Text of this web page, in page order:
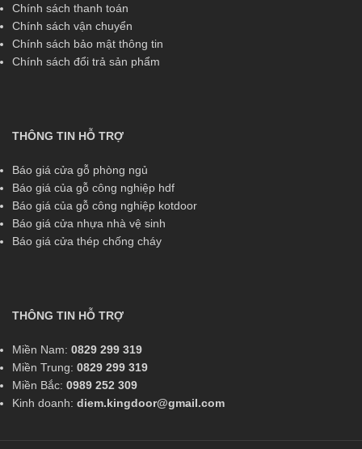
Chính sách thanh toán
Chính sách vận chuyển
Chính sách bảo mật thông tin
Chính sách đổi trả sản phẩm
THÔNG TIN HỖ TRỢ
Báo giá cửa gỗ phòng ngủ
Báo giá của gỗ công nghiệp hdf
Báo giá của gỗ công nghiệp kotdoor
Báo giá cửa nhựa nhà vệ sinh
Báo giá cửa thép chống cháy
THÔNG TIN HỖ TRỢ
Miền Nam: 0829 299 319
Miền Trung: 0829 299 319
Miền Bắc: 0989 252 309
Kinh doanh: diem.kingdoor@gmail.com